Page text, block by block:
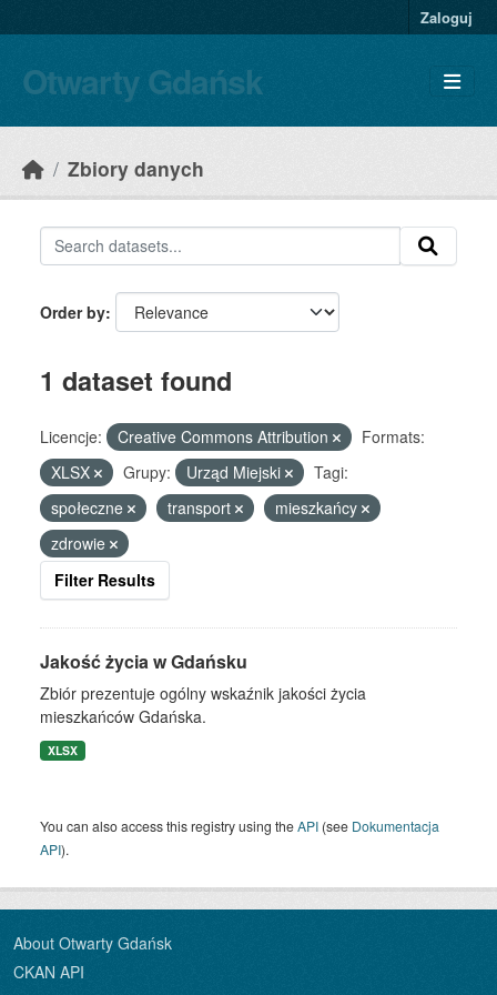
Zaloguj
Otwarty Gdańsk
Zbiory danych
Order by
1 dataset found
Licencje: Creative Commons Attribution
Formats:
XLSX
Grupy: Urząd Miejski
Tagi:
społeczne
transport
mieszkańcy
zdrowie
Filter Results
Jakość życia w Gdańsku
Zbiór prezentuje ogólny wskaźnik jakości życia
mieszkańców Gdańska.
XLSX
You can also access this registry using theAPI (see Dokumentacja
API).
About Otwarty Gdańsk
CKAN API